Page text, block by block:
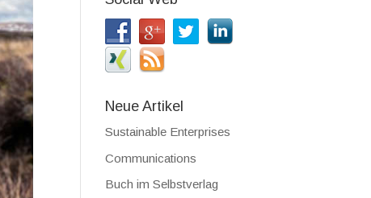
Neue Artikel
Sustainable Enterprises
Communications
Buch im Selbstverlag